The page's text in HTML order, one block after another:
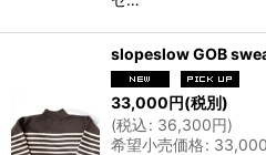
slopeslow GOB
33,000円(税別)
(税込: 36,300円)
希望小売価格: 33,000